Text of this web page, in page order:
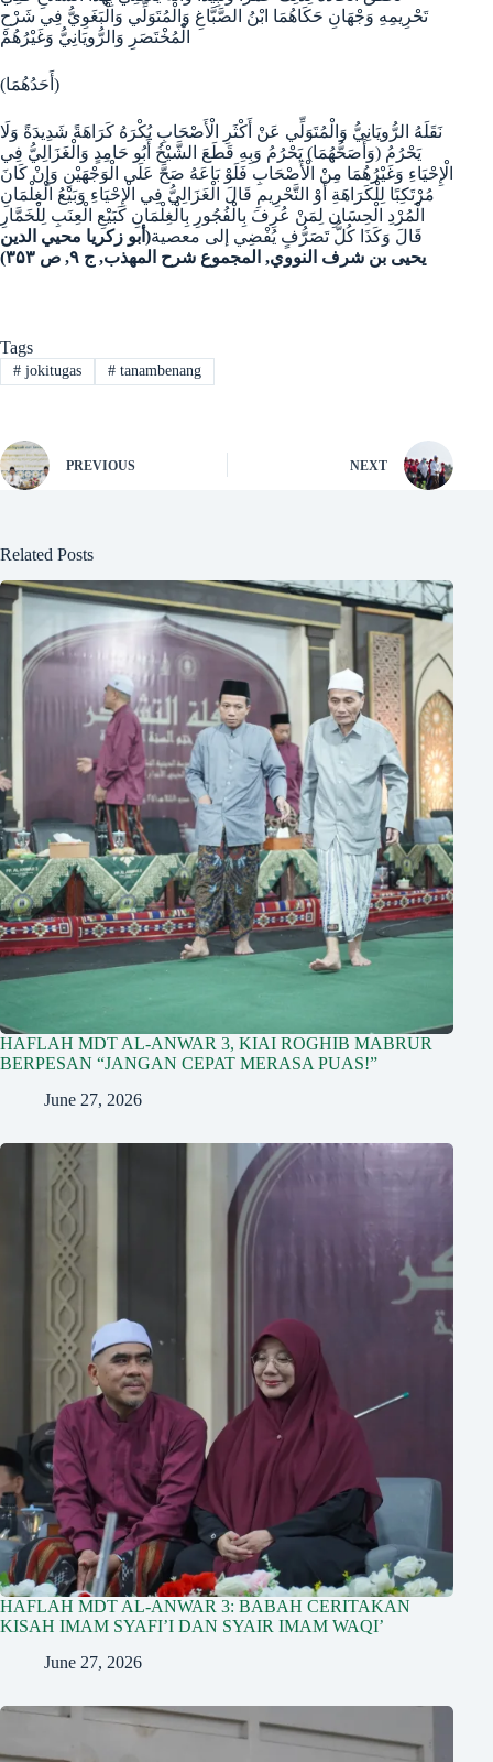
تَحْرِيمِهِ وَجْهَانِ حَكَاهُمَا ابْنُ الصَّبَّاغِ وَالْمُتَوَلِّي وَالْبَغَوِيُّ فِي شَرْحِ
الْمُخْتَصَرِ وَالرُّويَانِيُّ وَغَيْرُهُمْ
(أَحَدُهُمَا)
نَقَلَهُ الرُّويَانِيُّ وَالْمُتَوَلِّي عَنْ أَكْثَرِ الْأَصْحَابِ يُكْرَهُ كَرَاهَةً شَدِيدَةً وَلَا
يَحْرُمُ (وَأَصَحُّهُمَا) يَحْرُمُ وَبِهِ قَطَعَ الشَّيْخُ أَبُو حَامِدٍ وَالْغَزَالِيُّ فِي
الْإِحْيَاءِ وَغَيْرُهُمَا مِنْ الْأَصْحَابِ فَلَوْ بَاعَهُ صَحَّ عَلَى الْوَجْهَيْنِ وَإِنْ كَانَ
مُرْتَكِبًا لِلْكَرَاهَةِ أَوْ التَّحْرِيمِ قَالَ الْغَزَالِيُّ فِي الْإِحْيَاءِ وَبَيْعُ الْغِلْمَانِ
الْمُرْدِ الْحِسَانِ لِمَنْ عُرِفَ بِالْفُجُورِ بِالْغِلْمَانِ كَبَيْعِ الْعِنَبِ لِلْخَمَّارِ
قَالَ وَكَذَا كُلُّ تَصَرُّفٍ يُفْضِي إلى معصية(أبو زكريا محيي الدين
يحيى بن شرف النووي, المجموع شرح المهذب, ج ۹, ص ۳۵۳)
Tags
#jokitugas #tanambenang
PREVIOUS NEXT
Related Posts
HAFLAH MDT AL-ANWAR 3, KIAI ROGHIB MABRUR
BERPESAN “JANGAN CEPAT MERASA PUAS!”
June 27, 2026
HAFLAH MDT AL-ANWAR 3: BABAH CERITAKAN
KISAH IMAM SYAFI’I DAN SYAIR IMAM WAQI’
June 27, 2026